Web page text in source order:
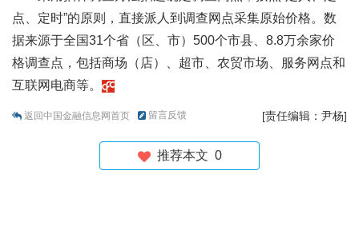
点、定时”的原则，直接派人到调查网点采集原始价格。数
据来源于全国31个省（区、市）500个市县、8.8万余家价
格调查点，包括商场（店）、超市、农贸市场、服务网点和
互联网电商等。
返回中国金融信息网首页 留言反馈 [责任编辑：尹杨]
推荐本文 0